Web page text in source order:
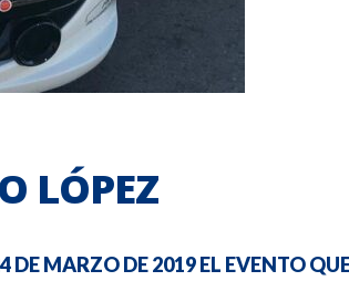
LÓPEZ
MARZO DE 2019 EL EVENTO